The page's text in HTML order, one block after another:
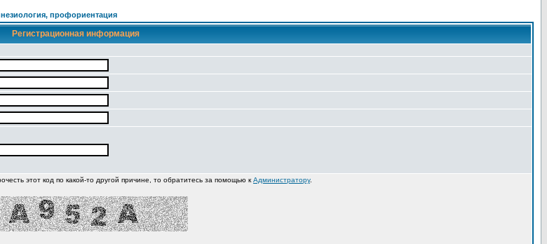
профориентация
Регистрационная информация
этот код по какой-то другой причине, то обратитесь за помощью к Администратору.